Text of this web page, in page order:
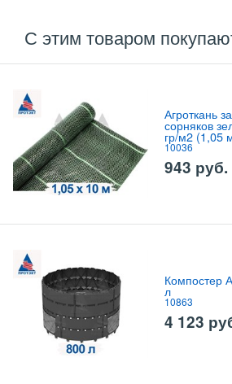
С этим товаром
Агроткань
сорняков
гр/м2 (1,05
10036
943 руб.
Компостер
л
10863
4 123